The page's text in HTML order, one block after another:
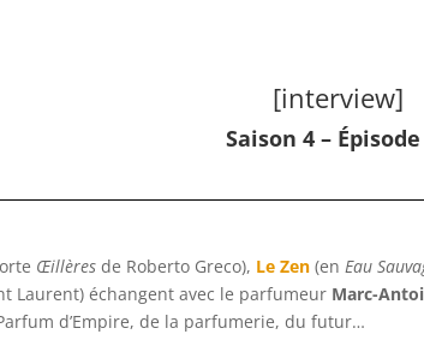
[interview]
Saison 4 –
Œillères de Roberto Greco), Le Zen (en Eau
Laurent) échangent avec le parfumeur Marc-
d’Empire, de la parfumerie, du futur…